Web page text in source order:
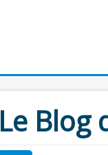
Le Blog